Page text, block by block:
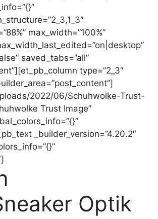
max_width=”100%”
saved_tabs=”all”
type=”2_3″
2022/06/Schuhwolke-Trust-
Trust Image”
_builder_version=”4.20.2″
Optik